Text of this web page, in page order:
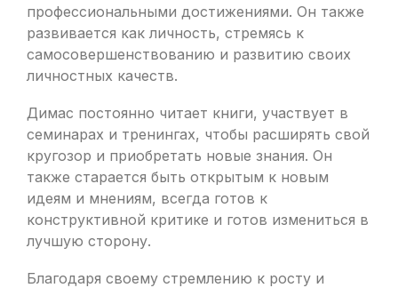
профессиональными достижениями. Он также
развивается как личность, стремясь к
самосовершенствованию и развитию своих
личностных качеств.
Димас постоянно читает книги, участвует в
семинарах и тренингах, чтобы расширять свой
кругозор и приобретать новые знания. Он
также старается быть открытым к новым
идеям и мнениям, всегда готов к
конструктивной критике и готов измениться в
лучшую сторону.
Благодаря своему стремлению к росту и